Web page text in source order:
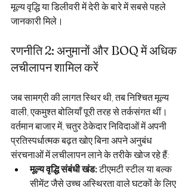
मूल्य वृद्धि या डिलीवरी में देरी के बारे में सबसे पहले
जानकारी मिले।
रणनीति 2: अनुमानों और BOQ में अधिक
लचीलापन शामिल करें
जब सामग्री की लागत स्थिर थी, तब निश्चित मूल्य
वाली, एकमुश्त बोलियाँ पूरी तरह से तर्कसंगत थीं।
वर्तमान बाजार में, चतुर ठेकेदार निविदाओं में अपनी
प्रतिस्पर्धात्मक बढ़त खोए बिना अपने अनुबंध
संरचनाओं में लचीलापन लाने के तरीके खोज रहे हैं:
मूल्य वृद्धि संबंधी खंड:टीएमटी स्टील या बल्क
सीमेंट जैसे उच्च अस्थिरता वाले घटकों के लिए